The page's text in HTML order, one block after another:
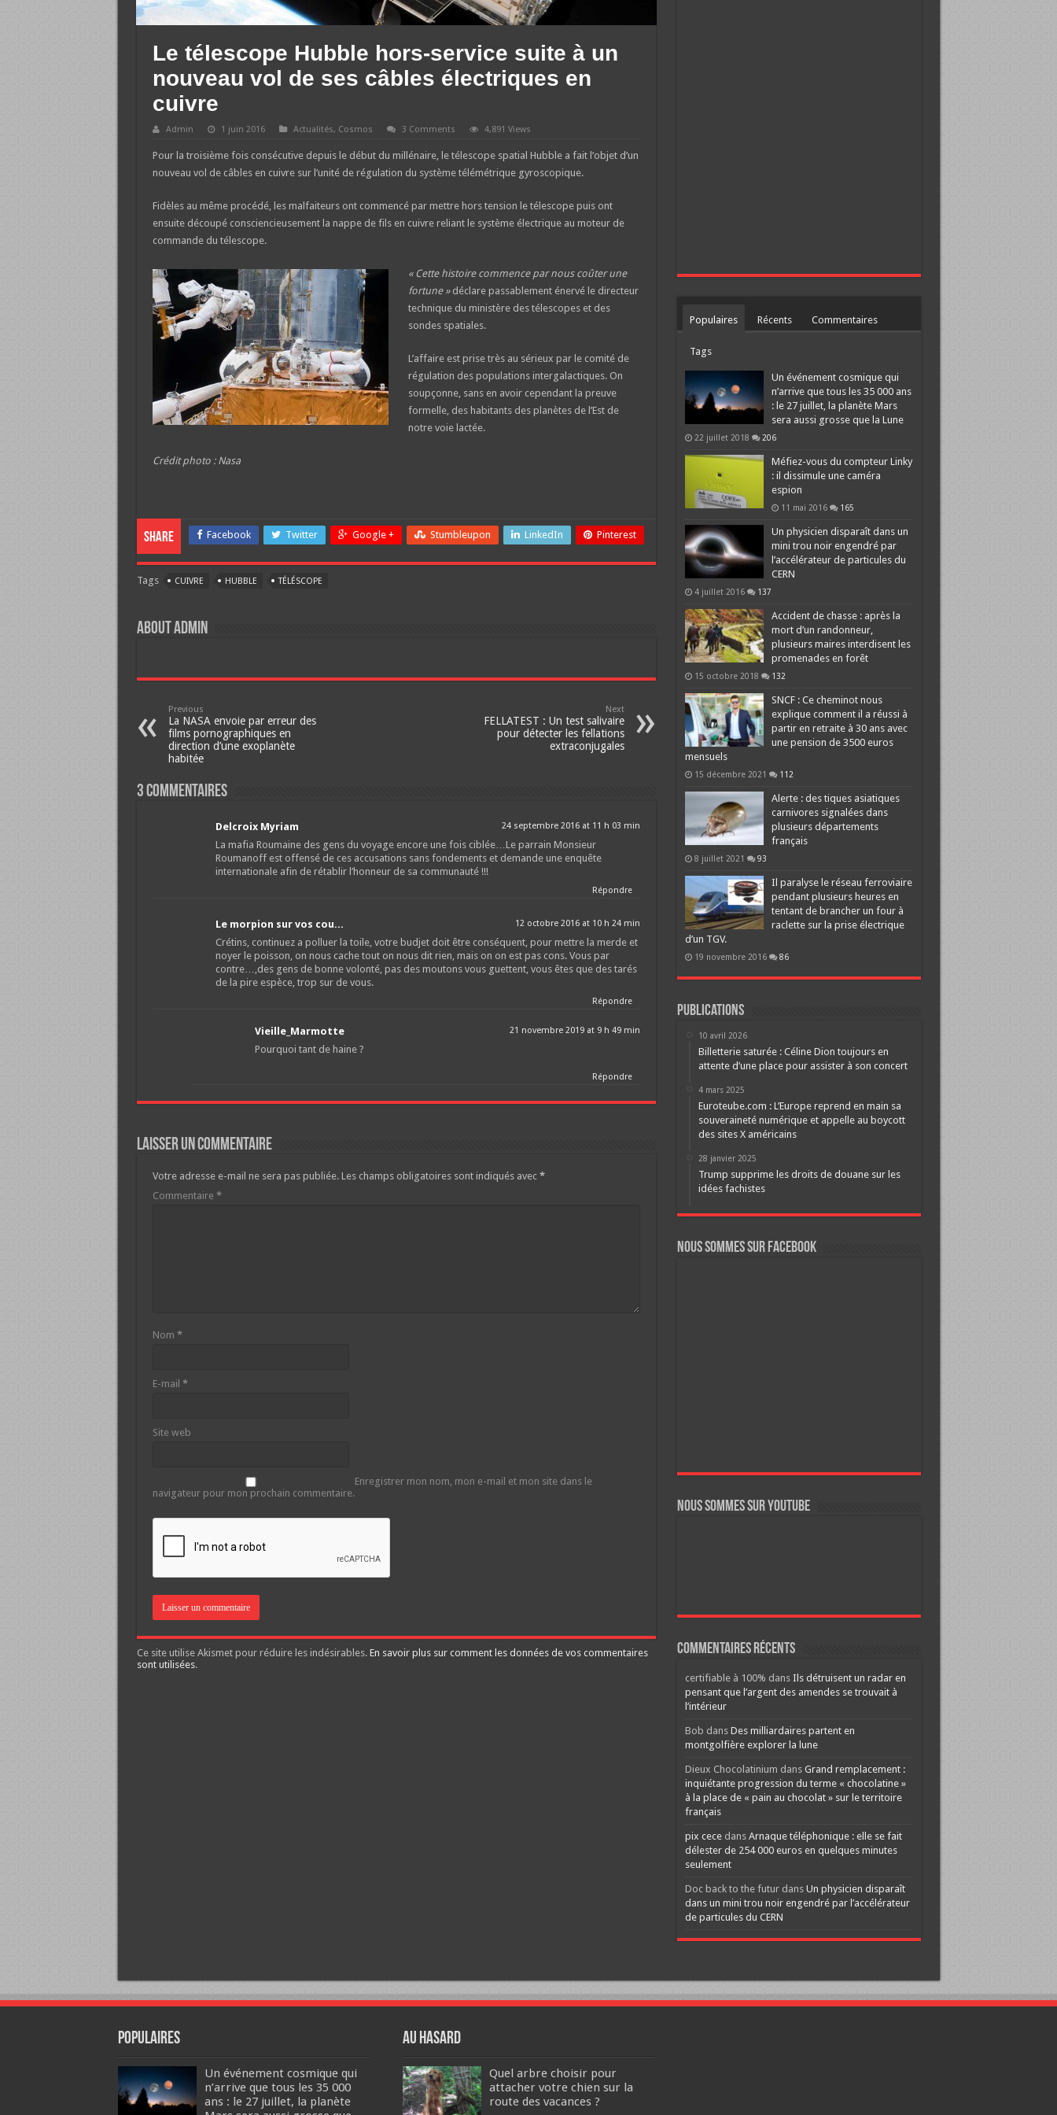
Le télescope Hubble hors-service suite à un
nouveau vol de ses câbles électriques en
cuivre
Admin 1 juin 2016 Actualités, Cosmos 3 Comments 4,891 Views
Pour la troisième fois consécutive depuis le début du millénaire, le télescope spatial Hubble a fait l’objet d’un
nouveau vol de câbles en cuivre sur l’unité de régulation du système télémétrique gyroscopique.
Fidèles au même procédé, les malfaiteurs ont commencé par mettre hors tension le télescope puis ont
ensuite découpé consciencieusement la nappe de fils en cuivre reliant le système électrique au moteur de
commande du télescope.
« Cette histoire commence par nous coûter une
fortune »déclare passablement énervé le directeur
technique du ministère des télescopes et des
sondes spatiales.
L’affaire est prise très au sérieux par le comité de
régulation des populations intergalactiques. On
soupçonne, sans en avoir cependant la preuve
formelle, des habitants des planètes de l’Est de
notre voie lactée.
Crédit photo : Nasa
Share Facebook Twitter Google + Stumbleupon LinkedIn Pinterest
Tags CUIVRE HUBBLE TÉLÉSCOPE
About Admin
Previous
La NASA envoie par erreur des
films pornographiques en
direction d’une exoplanète
habitée
Next
FELLATEST : Un test salivaire
pour détecter les fellations
extraconjugales
3 Commentaires
Delcroix Myriam 24 septembre 2016 at 11 h 03 min
La mafia Roumaine des gens du voyage encore une fois ciblée…Le parrain Monsieur
Roumanoff est offensé de ces accusations sans fondements et demande une enquête
internationale afin de rétablir l’honneur de sa communauté !!!
Répondre
Le morpion sur vos cou... 12 octobre 2016 at 10 h 24 min
Crétins, continuez a polluer la toile, votre budjet doit être conséquent, pour mettre la merde et
noyer le poisson, on nous cache tout on nous dit rien, mais on on est pas cons. Vous par
contre…,des gens de bonne volonté, pas des moutons vous guettent, vous êtes que des tarés
de la pire espèce, trop sur de vous.
Répondre
Vieille_Marmotte 21 novembre 2019 at 9 h 49 min
Pourquoi tant de haine ?
Répondre
Laisser un commentaire
Votre adresse e-mail ne sera pas publiée. Les champs obligatoires sont indiqués avec *
Commentaire *
Nom *
E-mail *
Site web
Enregistrer mon nom, mon e-mail et mon site dans le
navigateur pour mon prochain commentaire.
Ce site utilise Akismet pour réduire les indésirables. En savoir plus sur comment les données de vos commentaires
sont utilisées.
Populaires Récents Commentaires
Tags
Un événement cosmique qui
n’arrive que tous les 35 000 ans
: le 27 juillet, la planète Mars
sera aussi grosse que la Lune
22 juillet 2018 206
Méfiez-vous du compteur Linky
: il dissimule une caméra
espion
11 mai 2016 165
Un physicien disparaît dans un
mini trou noir engendré par
l’accélérateur de particules du
CERN
4 juillet 2016 137
Accident de chasse : après la
mort d’un randonneur,
plusieurs maires interdisent les
promenades en forêt
15 octobre 2018 132
SNCF : Ce cheminot nous
explique comment il a réussi à
partir en retraite à 30 ans avec
une pension de 3500 euros
mensuels
15 décembre 2021 112
Alerte : des tiques asiatiques
carnivores signalées dans
plusieurs départements
français
8 juillet 2021 93
Il paralyse le réseau ferroviaire
pendant plusieurs heures en
tentant de brancher un four à
raclette sur la prise électrique
d’un TGV.
19 novembre 2016 86
Publications
10 avril 2026
Billetterie saturée : Céline Dion toujours en
attente d’une place pour assister à son concert
4 mars 2025
Euroteube.com : L’Europe reprend en main sa
souveraineté numérique et appelle au boycott
des sites X américains
28 janvier 2025
Trump supprime les droits de douane sur les
idées fachistes
Nous sommes sur FaceBook
Nous sommes sur YouTube
Commentaires récents
certifiable à 100% dans Ils détruisent un radar en
pensant que l’argent des amendes se trouvait à
l’intérieur
Bob dans Des milliardaires partent en
montgolfière explorer la lune
Dieux Chocolatinium dans Grand remplacement :
inquiétante progression du terme « chocolatine »
à la place de « pain au chocolat » sur le territoire
français
pix cecedans Arnaque téléphonique : elle se fait
délester de 254 000 euros en quelques minutes
seulement
Doc back to the futurdans Un physicien disparaît
dans un mini trou noir engendré par l’accélérateur
de particules du CERN
Populaires
Un événement cosmique qui
n’arrive que tous les 35 000
ans : le 27 juillet, la planète
Au hasard
Quel arbre choisir pour
attacher votre chien sur la
route des vacances ?